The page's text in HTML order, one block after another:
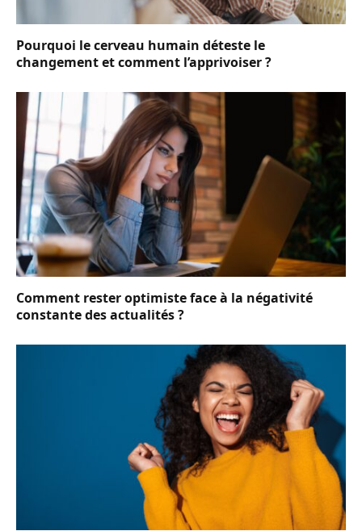
Pourquoi le cerveau humain déteste le
changement et comment l’apprivoiser ?
Comment rester optimiste face à la négativité
constante des actualités ?